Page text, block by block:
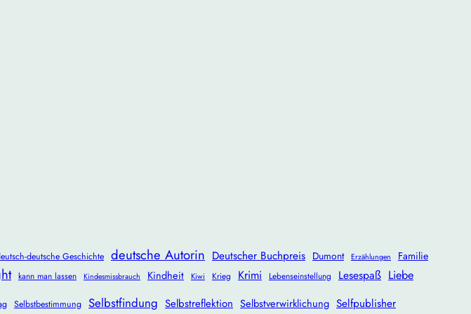
deutsche Geschichte deutsche Autorin Deutscher Buchpreis Dumont Erzählungen Familie
kann man lassen Kindesmissbrauch Kindheit Kiwi Krieg Krimi Lebenseinstellung Lesespaß Liebe
Selbstbestimmung Selbstfindung Selbstreflektion Selbstverwirklichung Selfpublisher